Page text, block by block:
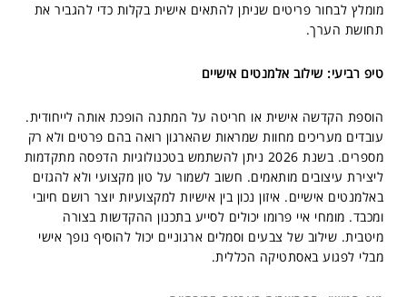
מומלץ לבחור פריטים שניתן להתאים אישית בקלות כדי להגביר את
תחושת הערך.
טיפ רביעי: שילוב אלמנטים אישיים
הוספת הקדשה אישית או חריטה על המתנה הופכת אותה לייחודית.
עובדים מעריכים מחוות שמראות שהארגון רואה בהם פרטים ולא רק
מספרים. בשנת 2026 ניתן להשתמש בטכנולוגיות הדפסה מתקדמות
ליצירת עיצובים מותאמים. חשוב לשמור על טון מקצועי ולא להגזים
באלמנטים אישיים. איזון נכון בין אישיות למקצועיות יוצר רושם חיובי
ומכבד. מומחי איי פרומו יכולים לסייע בתכנון ההקדשות בצורה
מיטבית. שילוב של צבעים וסמלים ארגוניים יכול להוסיף נופך אישי
מבלי לפגוע באסתטיקה הכללית.